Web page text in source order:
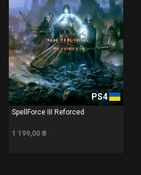
PS4
SpellForce III Reforced
1 199,00 ₴